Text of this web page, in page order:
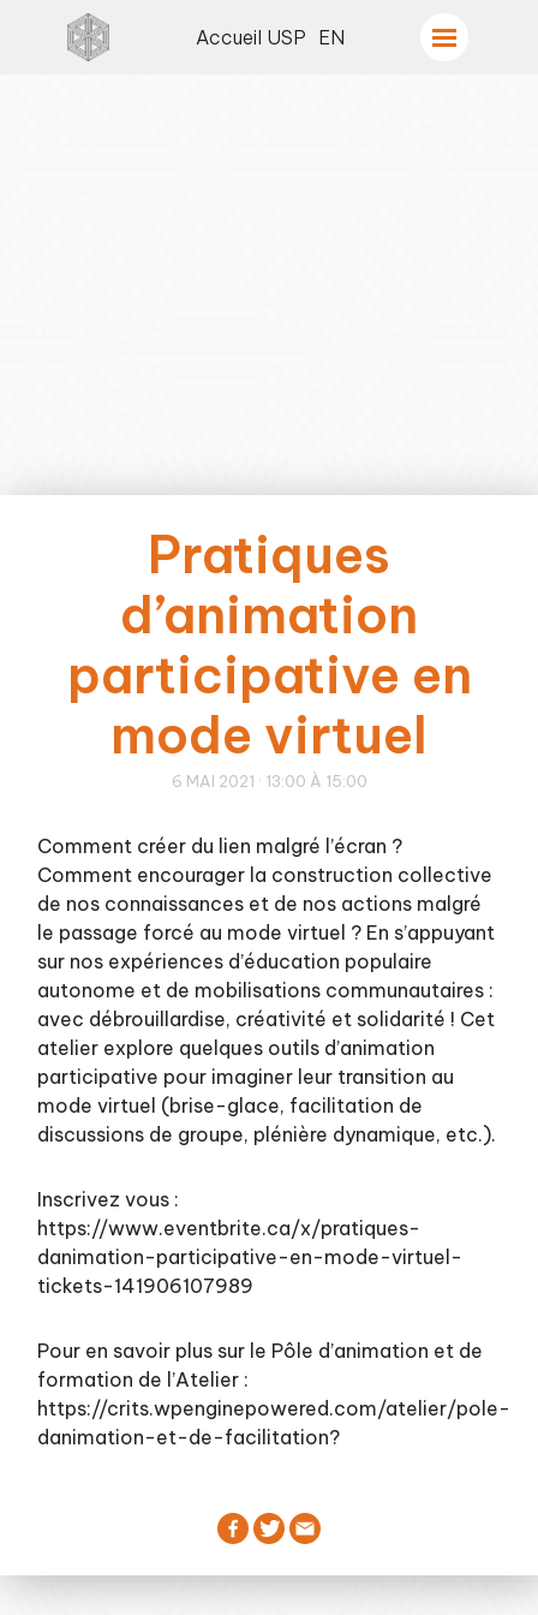
Accueil USP EN
Pratiques
d’animation
participative en
mode virtuel
6 MAI 2021 · 13:00 À 15:00
Comment créer du lien malgré l’écran ?
Comment encourager la construction collective
de nos connaissances et de nos actions malgré
le passage forcé au mode virtuel ? En s’appuyant
sur nos expériences d’éducation populaire
autonome et de mobilisations communautaires :
avec débrouillardise, créativité et solidarité ! Cet
atelier explore quelques outils d’animation
participative pour imaginer leur transition au
mode virtuel (brise-glace, facilitation de
discussions de groupe, plénière dynamique, etc.).
Inscrivez vous :
https://www.eventbrite.ca/x/pratiques-
danimation-participative-en-mode-virtuel-
tickets-141906107989
Pour en savoir plus sur le Pôle d’animation et de
formation de l’Atelier :
https://crits.wpenginepowered.com/atelier/pole-
danimation-et-de-facilitation?